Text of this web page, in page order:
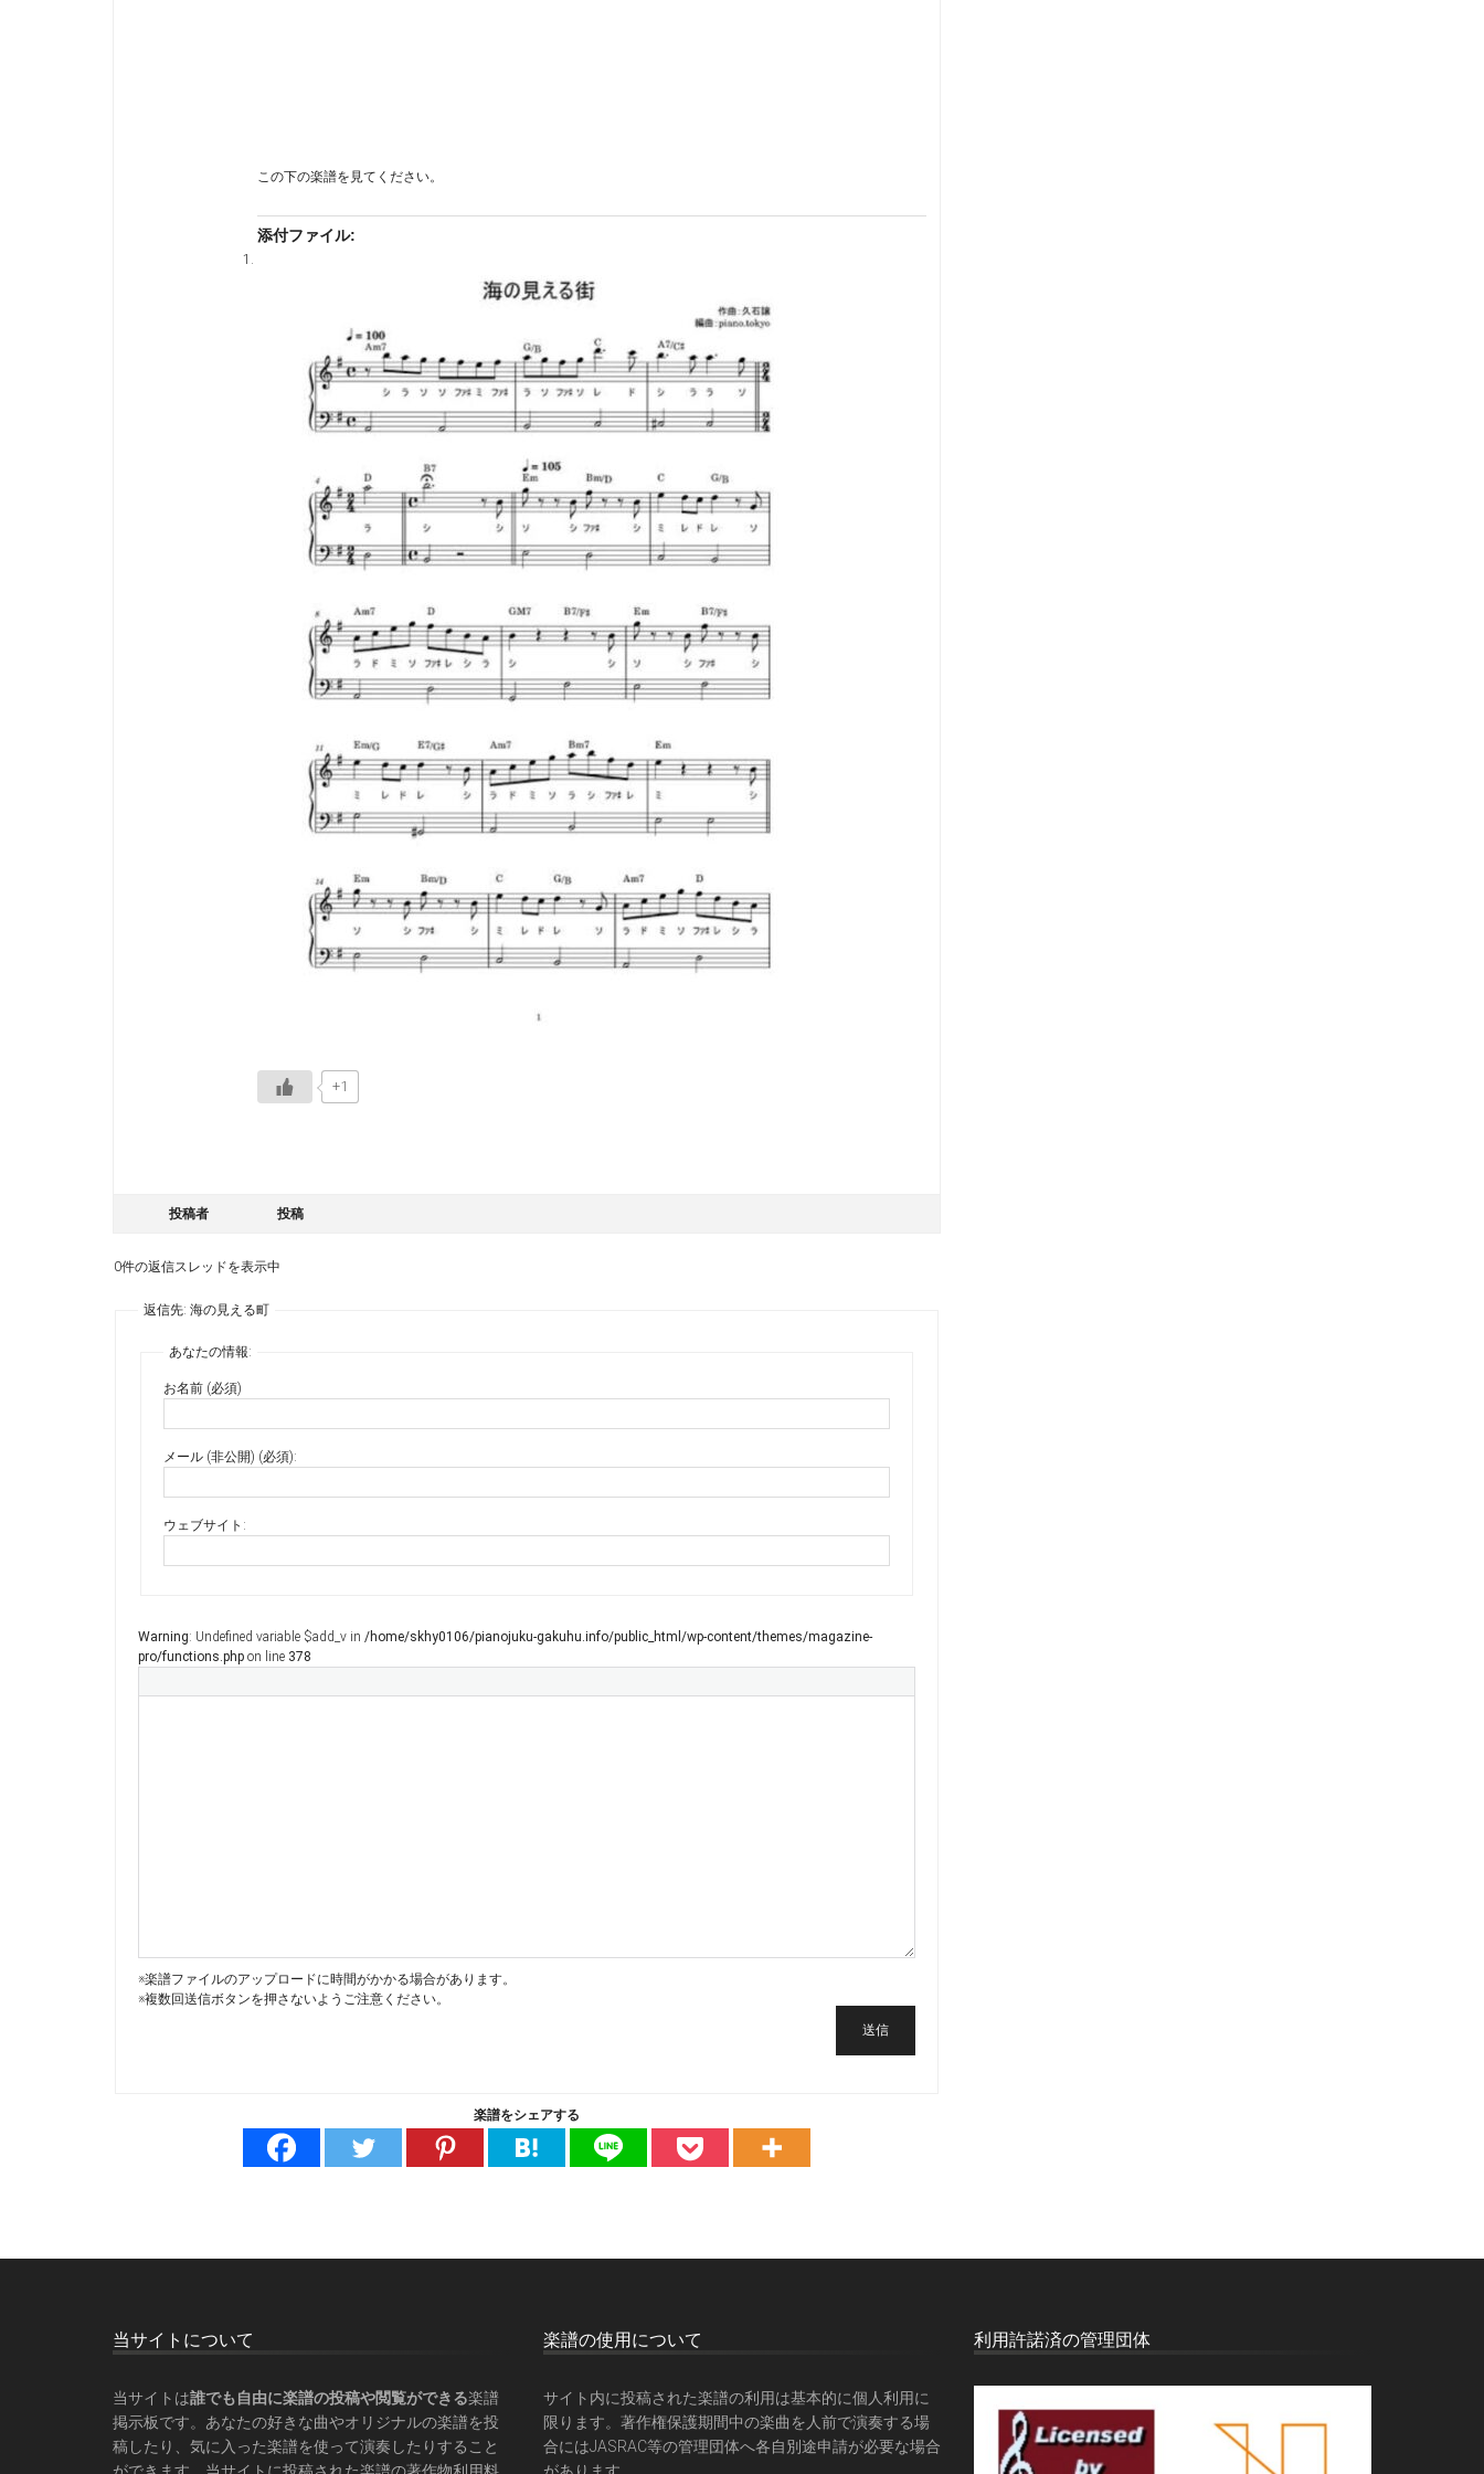
この下の楽譜を見てください。
添付ファイル:
+1
投稿者 投稿
0件の返信スレッドを表示中
返信先: 海の見える町
あなたの情報:
お名前 (必須)
メール (非公開) (必須):
ウェブサイト:
Warning : Undefined variable $add_v in /home/skhy0106/pianojuku-gakuhu.info/public_html/wp-content/themes/magazine-
pro/functions.php on line 378
※楽譜ファイルのアップロードに時間がかかる場合があります。
※複数回送信ボタンを押さないようご注意ください。
送信
楽譜をシェアする
当サイトについて
当サイトは誰でも自由に楽譜の投稿や閲覧ができる楽譜
掲示板です。あなたの好きな曲やオリジナルの楽譜を投
稿したり、気に入った楽譜を使って演奏したりすること
楽譜の使用について
サイト内に投稿された楽譜の利用は基本的に個人利用に
限ります。著作権保護期間中の楽曲を人前で演奏する場
合にはJASRAC等の管理団体へ各自別途申請が必要な場合
利用許諾済の管理団体